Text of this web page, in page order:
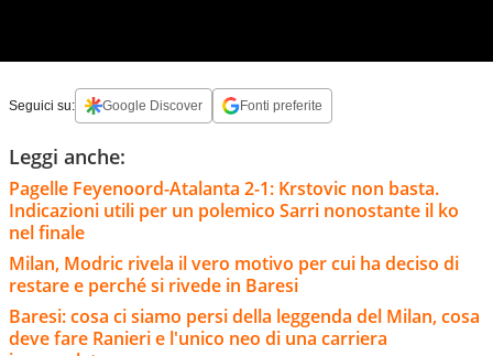
Seguici su: Google Discover Fonti preferite
Leggi anche:
Pagelle Feyenoord-Atalanta 2-1: Krstovic non basta.
Indicazioni utili per un polemico Sarri nonostante il ko
nel finale
Milan, Modric rivela il vero motivo per cui ha deciso di
restare e perché si rivede in Baresi
Baresi: cosa ci siamo persi della leggenda del Milan, cosa
deve fare Ranieri e l'unico neo di una carriera